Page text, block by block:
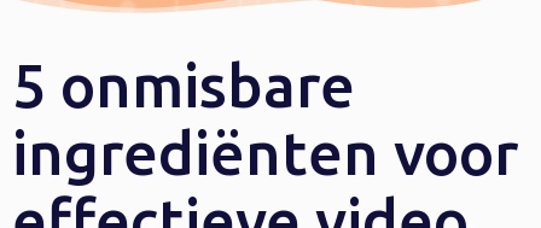
5 onmisbare
ingrediënten voor